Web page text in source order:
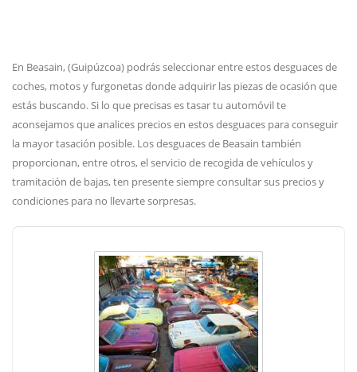
En Beasain, (Guipúzcoa) podrás seleccionar entre estos desguaces de
coches, motos y furgonetas donde adquirir las piezas de ocasión que
estás buscando. Si lo que precisas es tasar tu automóvil te
aconsejamos que analices precios en estos desguaces para conseguir
la mayor tasación posible. Los desguaces de Beasain también
proporcionan, entre otros, el servicio de recogida de vehículos y
tramitación de bajas, ten presente siempre consultar sus precios y
condiciones para no llevarte sorpresas.